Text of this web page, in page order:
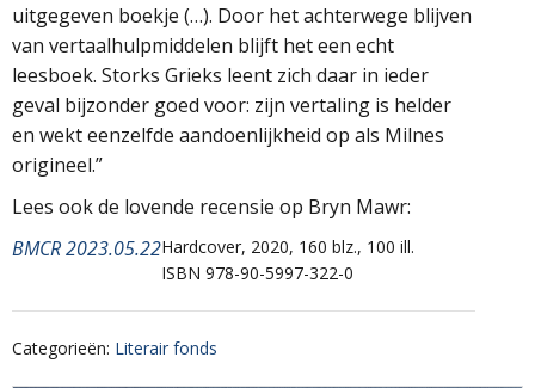
uitgegeven boekje (…). Door het achterwege blijven
van vertaalhulpmiddelen blijft het een echt
leesboek. Storks Grieks leent zich daar in ieder
geval bijzonder goed voor: zijn vertaling is helder
en wekt eenzelfde aandoenlijkheid op als Milnes
origineel.”
Lees ook de lovende recensie op Bryn Mawr:
BMCR 2023.05.22Hardcover, 2020, 160 blz., 100 ill.
ISBN 978-90-5997-322-0
Categorieën: Literair fonds